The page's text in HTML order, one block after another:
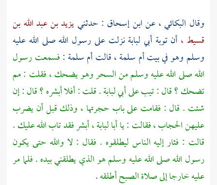
وقال البكائي ،عنابن إسحاق : حدثنييزيد بن عبد الله بن
قسيط ، أن توبةأبي لبابةنزلت على رسول الله صلى الله عليه
وسلم وهو في بيتأم سلمة ،قالتأم سلمة :فسمعت رسول
الله صلى الله عليه وسلم من السحر وهو يضحك ، فقلت : مم
تضحك ؟ قال : تيب علىأبي لبابة. قلت : أفلا أبشره ؟ قال : إن
شئت . قال : فقامت على باب حجرتها ، وذلك قبل أن يضرب
عليهن الحجاب ، فقالت : ياأبا لبابة ،أبشر فقد تاب الله عليك .
قالت : فثار إليه الناس ليطلقوه . فقال : لا والله حتى يكون
رسول الله صلى الله عليه وسلم هو الذي يطلقني بيده . فلما مر
عليه خارجا إلى صلاة الصبح أطلقه.